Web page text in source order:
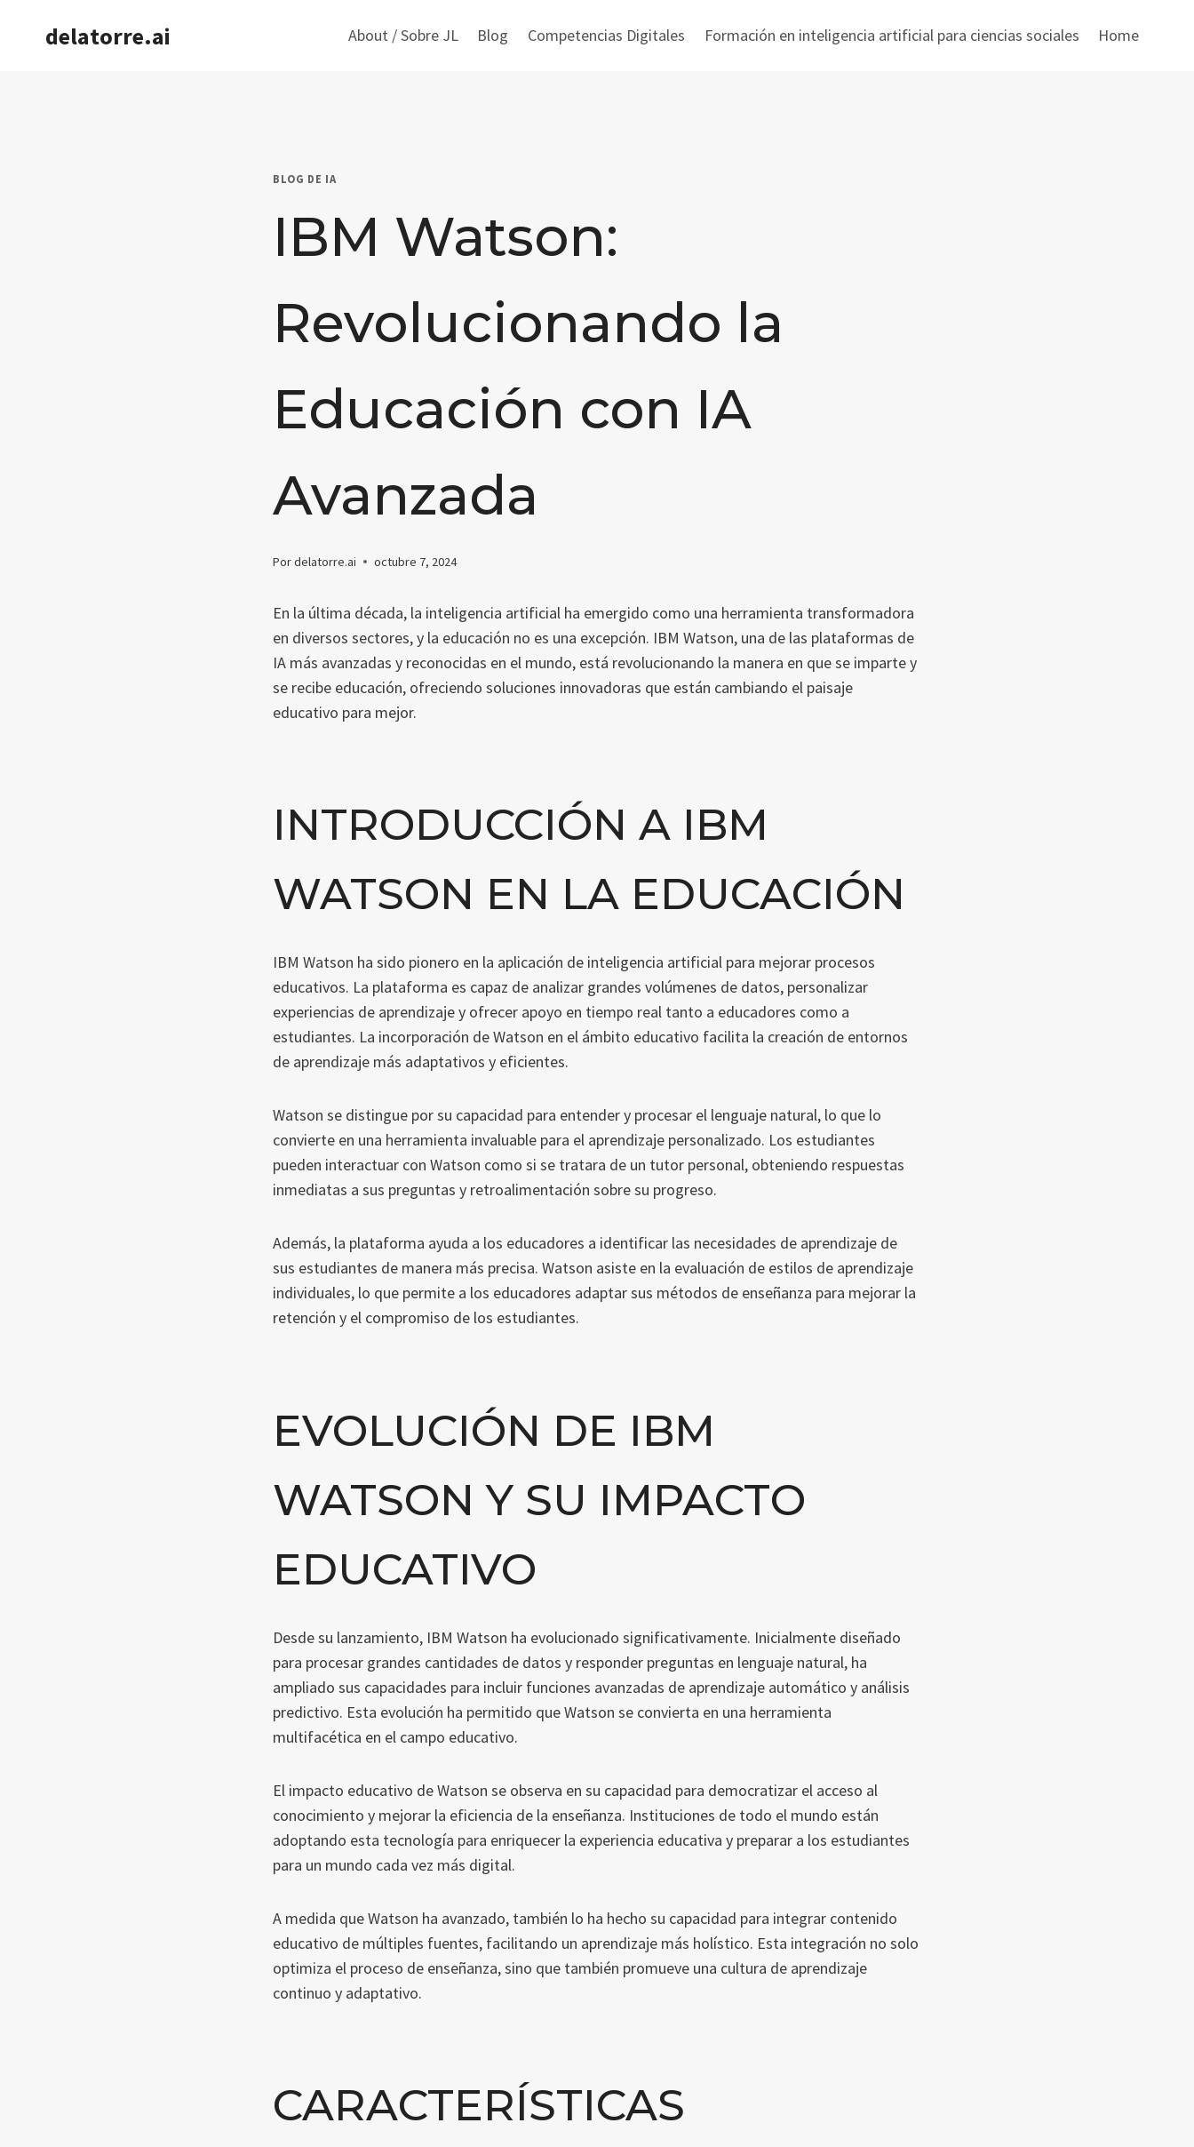
delatorre.ai About / Sobre JL Blog Competencias Digitales Formación en inteligencia artificial para ciencias sociales Home
BLOG DE IA
IBM Watson:
Revolucionando la
Educación con IA
Avanzada
Pordelatorre.ai octubre 7, 2024
En la última década, la inteligencia artificial ha emergido como una herramienta transformadora
en diversos sectores, y la educación no es una excepción. IBM Watson, una de las plataformas de
IA más avanzadas y reconocidas en el mundo, está revolucionando la manera en que se imparte y
se recibe educación, ofreciendo soluciones innovadoras que están cambiando el paisaje
educativo para mejor.
INTRODUCCIÓN A IBM
WATSON EN LA EDUCACIÓN
IBM Watson ha sido pionero en la aplicación de inteligencia artificial para mejorar procesos
educativos. La plataforma es capaz de analizar grandes volúmenes de datos, personalizar
experiencias de aprendizaje y ofrecer apoyo en tiempo real tanto a educadores como a
estudiantes. La incorporación de Watson en el ámbito educativo facilita la creación de entornos
de aprendizaje más adaptativos y eficientes.
Watson se distingue por su capacidad para entender y procesar el lenguaje natural, lo que lo
convierte en una herramienta invaluable para el aprendizaje personalizado. Los estudiantes
pueden interactuar con Watson como si se tratara de un tutor personal, obteniendo respuestas
inmediatas a sus preguntas y retroalimentación sobre su progreso.
Además, la plataforma ayuda a los educadores a identificar las necesidades de aprendizaje de
sus estudiantes de manera más precisa. Watson asiste en la evaluación de estilos de aprendizaje
individuales, lo que permite a los educadores adaptar sus métodos de enseñanza para mejorar la
retención y el compromiso de los estudiantes.
EVOLUCIÓN DE IBM
WATSON Y SU IMPACTO
EDUCATIVO
Desde su lanzamiento, IBM Watson ha evolucionado significativamente. Inicialmente diseñado
para procesar grandes cantidades de datos y responder preguntas en lenguaje natural, ha
ampliado sus capacidades para incluir funciones avanzadas de aprendizaje automático y análisis
predictivo. Esta evolución ha permitido que Watson se convierta en una herramienta
multifacética en el campo educativo.
El impacto educativo de Watson se observa en su capacidad para democratizar el acceso al
conocimiento y mejorar la eficiencia de la enseñanza. Instituciones de todo el mundo están
adoptando esta tecnología para enriquecer la experiencia educativa y preparar a los estudiantes
para un mundo cada vez más digital.
A medida que Watson ha avanzado, también lo ha hecho su capacidad para integrar contenido
educativo de múltiples fuentes, facilitando un aprendizaje más holístico. Esta integración no solo
optimiza el proceso de enseñanza, sino que también promueve una cultura de aprendizaje
continuo y adaptativo.
CARACTERÍSTICAS